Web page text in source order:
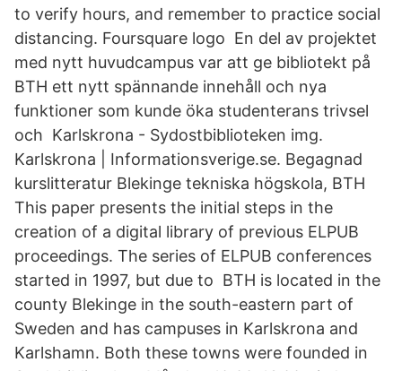
to verify hours, and remember to practice social
distancing. Foursquare logo En del av projektet
med nytt huvudcampus var att ge bibliotekt på
BTH ett nytt spännande innehåll och nya
funktioner som kunde öka studenterans trivsel
och Karlskrona - Sydostbiblioteken img.
Karlskrona | Informationsverige.se. Begagnad
kurslitteratur Blekinge tekniska högskola, BTH
This paper presents the initial steps in the
creation of a digital library of previous ELPUB
proceedings. The series of ELPUB conferences
started in 1997, but due to BTH is located in the
county Blekinge in the south-eastern part of
Sweden and has campuses in Karlskrona and
Karlshamn. Both these towns were founded in